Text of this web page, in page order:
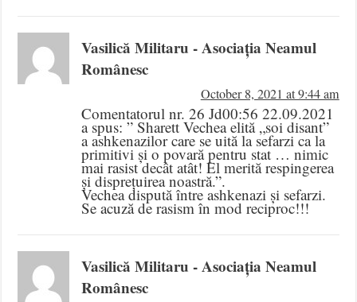
Vasilică Militaru - Asociația Neamul
Românesc
October 8, 2021 at 9:44 am
Comentatorul nr. 26 Jd00:56 22.09.2021
a spus: ” Sharett Vechea elită „soi disant”
a ashkenazilor care se uită la sefarzi ca la
primitivi și o povară pentru stat … nimic
mai rasist decât atât! El merită respingerea
și disprețuirea noastră.”.
Vechea dispută între ashkenazi și sefarzi.
Se acuză de rasism în mod reciproc!!!
Vasilică Militaru - Asociația Neamul
Românesc